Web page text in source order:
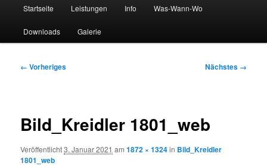
Startseite Leistungen Info Was-Wann-Wo
Downloads Galerie
Bilder-
← Vorheriges Nächstes →
Bild_Kreidler 1801_web
Veröffentlicht3. Januar 2021 am1872 × 1324in Bild_Kreidler
1801_web